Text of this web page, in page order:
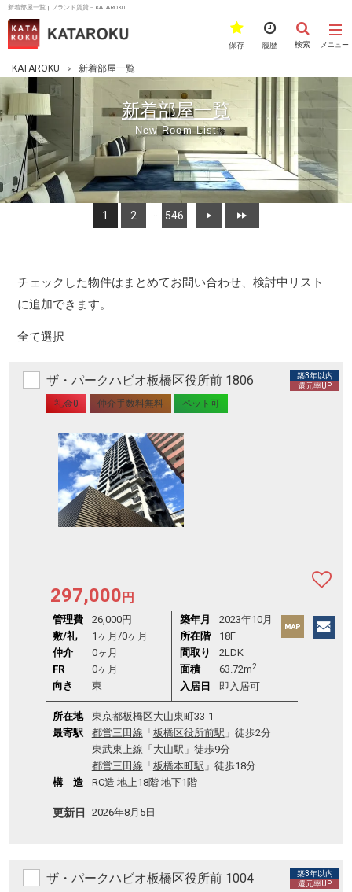
新着部屋一覧 | ブランド賃貸－KATAROKU
メニュー
検索
履歴
保存
KATAROKU 新着部屋一覧
新着部屋一覧
New Room List
1 2 … 546
チェックした物件はまとめてお問い合わせ、検討中リスト
に追加できます。
全て選択
ザ・パークハビオ板橋区役所前 1806
築3年以内
還元率UP
礼金0 仲介手数料無料 ペット可
297,000 円
管理費
26,000円
敷/礼
1ヶ月 /0ヶ月
仲介
0ヶ月
FR
0ヶ月
向き
東
築年月
2023年10月
所在階
18F
間取り
2LDK
面積
63.72m2
入居日 即入居可
所在地 東京都板橋区大山東町33-1
最寄駅
都営三田線 「 板橋区役所前駅 」徒歩2分
東武東上線 「 大山駅 」徒歩9分
都営三田線 「 板橋本町駅 」徒歩18分
構 造
RC造 地上18階 地下1階
更新日 2026年8月5日
ザ・パークハビオ板橋区役所前 1004
築3年以内
還元率UP